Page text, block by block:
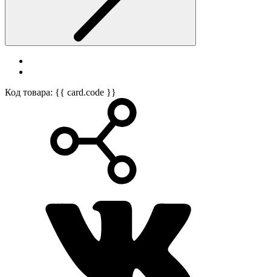
Код товара: {{ card.code }}